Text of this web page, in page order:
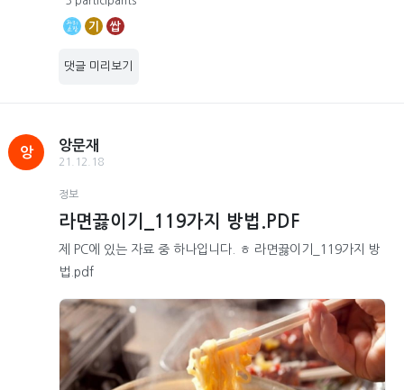
기 쌉
댓글 미리보기
앙
앙문재
21.12.18
정보
라면끓이기_119가지 방법.PDF
제 PC에 있는 자료 중 하나입니다. ㅎ 라면끓이기_119가지 방
법.pdf